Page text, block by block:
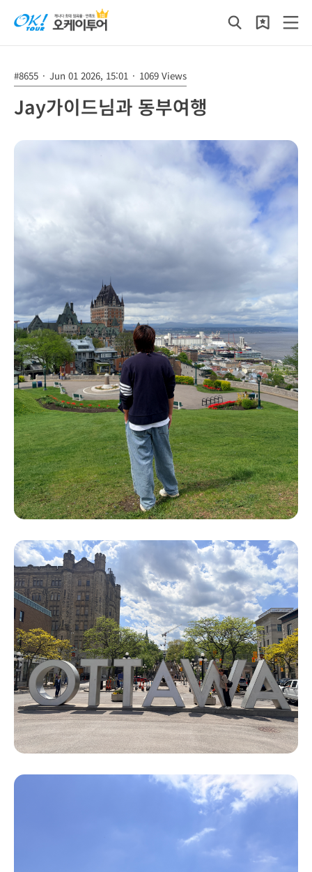
#8655 · Jun 01 2026, 15:01 · 1069 Views
Jay가이드님과 동부여행